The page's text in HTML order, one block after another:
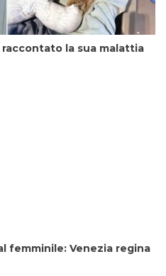
la sua malattia
femminile: Venezia regina